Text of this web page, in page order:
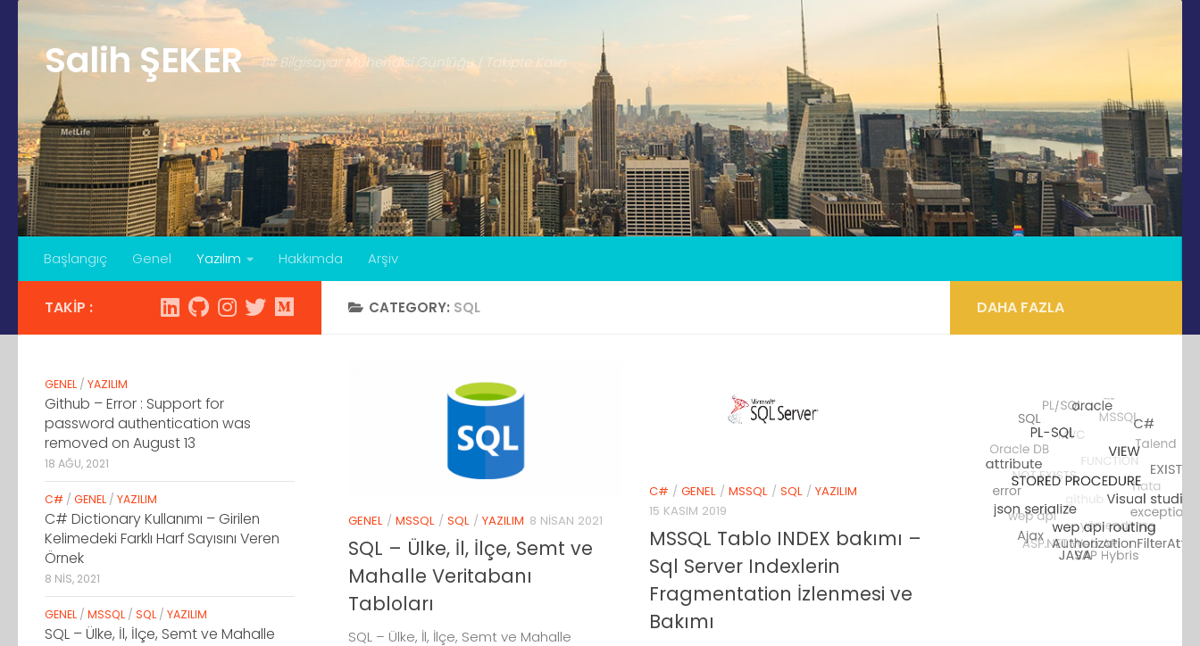
Salih ŞEKER Bir Bilgisayar Mühendisi Günlüğü | Takipte Kalın
Başlangıç Genel Yazılım Hakkımda Arşiv
CATEGORY: SQL
GENEL / MSSQL / SQL / YAZILIM 8 NISAN 2021
SQL – Ülke, İl, İlçe, Semt ve
Mahalle Veritabanı
Tabloları
SQL – Ülke, İl, İlçe, Semt ve Mahalle
C# / GENEL / MSSQL / SQL / YAZILIM
15 KASIM 2019
MSSQL Tablo INDEX bakımı –
Sql Server Indexlerin
Fragmentation İzlenmesi ve
Bakımı
TAKIP :
GENEL / YAZILIM
Github – Error : Support for
password authentication was
removed on August 13
18 AĞU, 2021
C# / GENEL / YAZILIM
C# Dictionary Kullanımı – Girilen
Kelimedeki Farklı Harf Sayısını Veren
Örnek
8 NIS, 2021
GENEL / MSSQL / SQL / YAZILIM
SQL – Ülke, İl, İlçe, Semt ve Mahalle
DAHA FAZLA